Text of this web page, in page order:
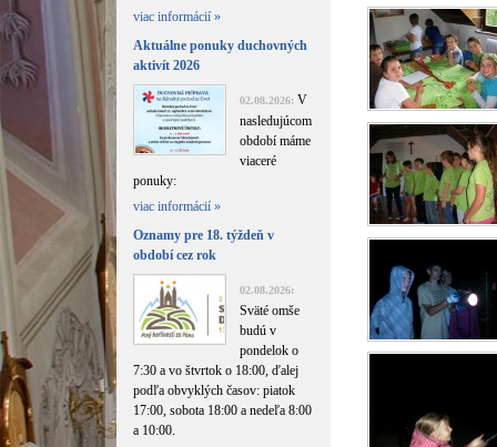
viac informácií »
Aktuálne ponuky duchovných
aktivít 2026
02.08.2026: V
nasledujúcom
období máme
viaceré
ponuky:
viac informácií »
Oznamy pre 18. týždeň v
období cez rok
02.08.2026:
Sväté omše
budú v
pondelok o
7:30 a vo štvrtok o 18:00, ďalej
podľa obvyklých časov: piatok
17:00, sobota 18:00 a nedeľa 8:00
a 10:00.